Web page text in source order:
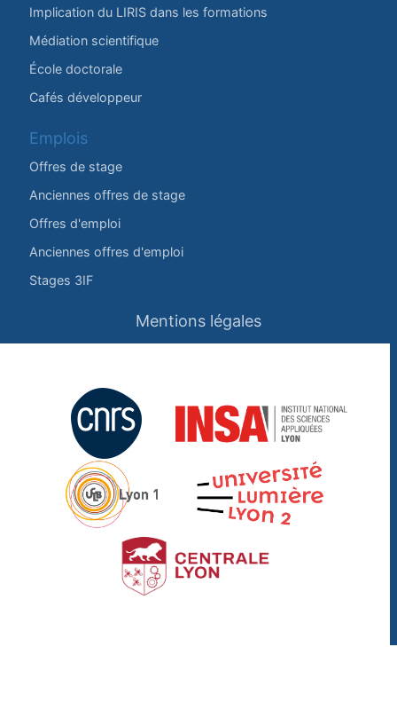
Implication du LIRIS dans les formations
Médiation scientifique
École doctorale
Cafés développeur
Emplois
Offres de stage
Anciennes offres de stage
Offres d'emploi
Anciennes offres d'emploi
Stages 3IF
Mentions légales